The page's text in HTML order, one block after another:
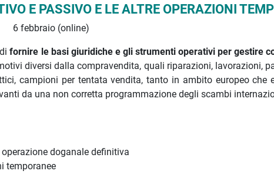
E PASSIVO E LE ALTRE OPERAZIONI
6 febbraio (online)
difornire le basi giuridiche e gli strumenti operativi per gestire
diversi dalla compravendita, quali riparazioni, lavorazioni,
campioni per tentata vendita, tanto in ambito europeo che
da una non corretta programmazione degli scambi
doganale definitiva
temporanee